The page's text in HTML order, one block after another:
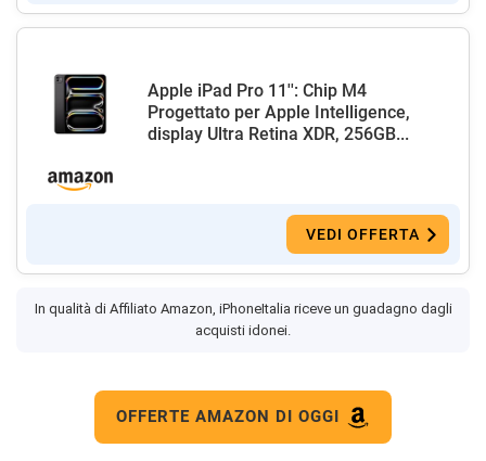
Apple iPad Pro 11'': Chip M4
Progettato per Apple Intelligence,
display Ultra Retina XDR, 256GB...
VEDI OFFERTA
In qualità di Affiliato Amazon, iPhoneItalia riceve un guadagno dagli
acquisti idonei.
OFFERTE AMAZON DI OGGI